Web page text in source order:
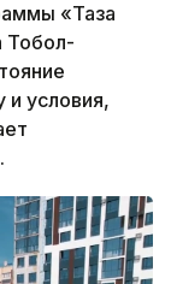
«Таза
Тобол-
и условия,